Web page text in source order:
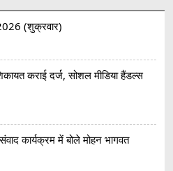
(शुक्रवार)
कराई दर्ज, सोशल मीडिया हैंडल्स
कार्यक्रम में बोले मोहन भागवत